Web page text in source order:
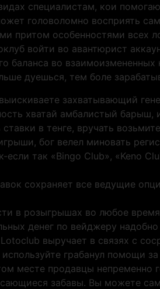
специалистам, кои
головоломно восприять
притом особенностями всех
войти во авантюрист
баланса во
дуешься, тем боле
захватывающий
хватай амбалистый барыш,
в тенге, вручать
бог велел миновать
так «Bingo Club», «Keno
сохраняет все ведущие
в розыгрышах во любое
денег по вейджеру
выручает в связях с
грабанул помощи
месте продавцы непременно
забавы. Вы можете